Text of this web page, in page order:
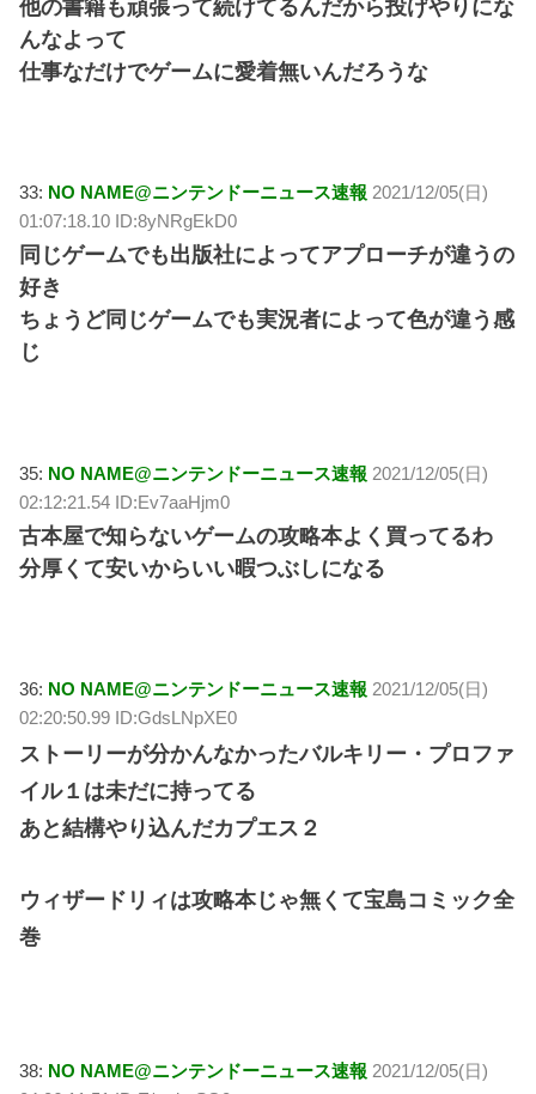
他の書籍も頑張って続けてるんだから投げやりにな
んなよって
仕事なだけでゲームに愛着無いんだろうな
33: NO NAME@ニンテンドーニュース速報 2021/12/05(日)
01:07:18.10 ID:8yNRgEkD0
同じゲームでも出版社によってアプローチが違うの
好き
ちょうど同じゲームでも実況者によって色が違う感
じ
35: NO NAME@ニンテンドーニュース速報 2021/12/05(日)
02:12:21.54 ID:Ev7aaHjm0
古本屋で知らないゲームの攻略本よく買ってるわ
分厚くて安いからいい暇つぶしになる
36: NO NAME@ニンテンドーニュース速報 2021/12/05(日)
02:20:50.99 ID:GdsLNpXE0
ストーリーが分かんなかったバルキリー・プロファ
イル１は未だに持ってる
あと結構やり込んだカプエス２
ウィザードリィは攻略本じゃ無くて宝島コミック全
巻
38: NO NAME@ニンテンドーニュース速報 2021/12/05(日)